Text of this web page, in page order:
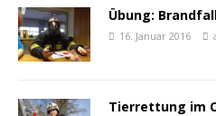
Übung:
16. Januar 2016
Tierrettung im